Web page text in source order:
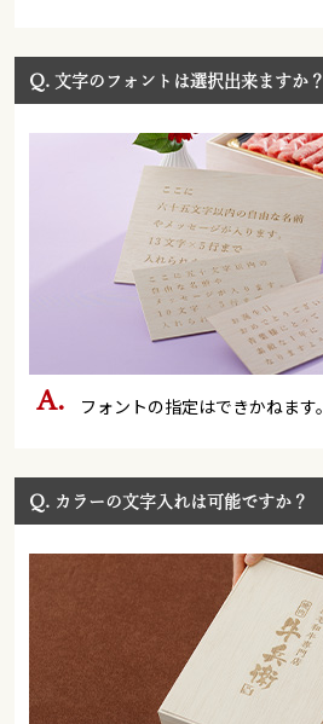
Q. 文字のフォントは選択出来ますか？
フォントの指定はできかねます。
Q. カラーの文字入れは可能ですか？